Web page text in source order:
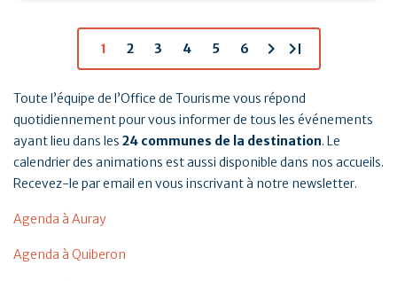
1 2 3 4 5 6 chevron_right last_page
Toute l’équipe de l’Office de Tourisme vous répond
quotidiennement pour vous informer de tous les événements
ayant lieu dans les 24 communes de la destination. Le
calendrier des animations est aussi disponible dans nos accueils.
Recevez-le par email en vous inscrivant à notre newsletter.
Agenda à Auray
Agenda à Quiberon